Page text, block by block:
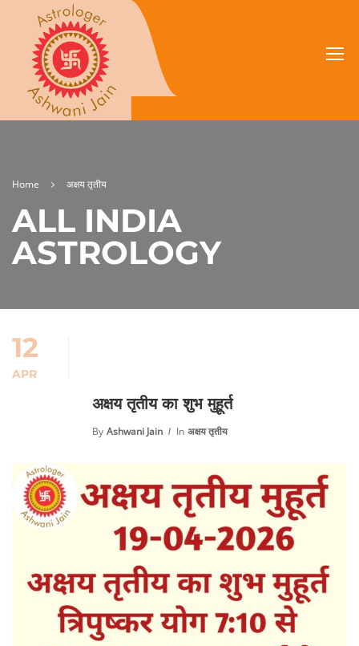
Home अक्षय तृतीय
ALL INDIA
ASTROLOGY
12
APR
अक्षय तृतीय का शुभ मुहूर्त
By Ashwani Jain In अक्षय तृतीय